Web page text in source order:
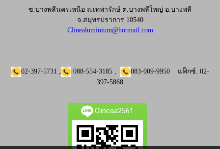
ซ.บางพลีนครเหนือ ถ.เทพารักษ์ ต.บางพลีใหญ่ อ.บางพลี
จ.สมุทรปราการ 10540
Clinealuminium@hotmail.com
02-397-5731 , 088-554-3185 , 083-009-9950 แฟ็กซ์. 02-
397-5868
Clineaa2561